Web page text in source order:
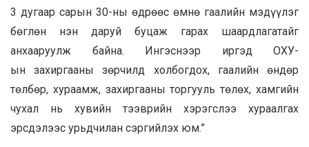
3 дугаар сарын 30-ны өдрөөс өмнө гаалийн мэдүүлэг
бөглөн нэн даруй буцаж гарах шаардлагатайг
анхааруулж байна. Ингэснээр иргэд ОХУ-
ын захиргааны зөрчилд холбогдох, гаалийн өндөр
төлбөр, хураамж, захиргааны торгууль төлөх, хамгийн
чухал нь хувийн тээврийн хэрэгслээ хураалгах
эрсдэлээс урьдчилан сэргийлэх юм.”